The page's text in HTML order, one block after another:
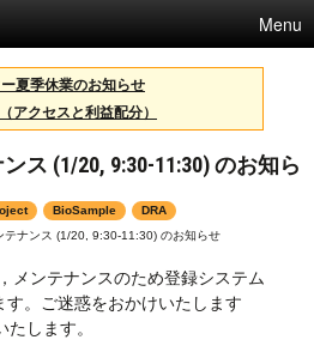
Menu
夏季休業のお知らせ
アクセスと利益配分）
ス (1/20, 9:30-11:30) のお知ら
BioSample
DRA
テナンス (1/20, 9:30-11:30) のお知らせ
メンテナンスのため登録システム
。ご迷惑をおかけいたします
します。